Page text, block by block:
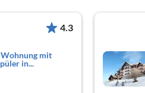
4.3
mit
in...